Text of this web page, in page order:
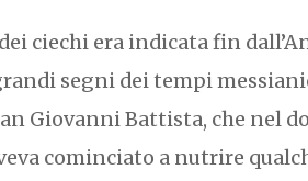
ciechi era indicata fin
segni dei tempi
Giovanni Battista, che nel
cominciato a nutrire